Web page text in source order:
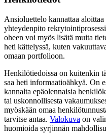
Ansioluettelo kannattaa
yhteydenpito
oheen voi myös lisätä muita
heti kättelyssä, kuten
omaan portfolioon.
Henkilötiedoissa on kuitenkin
saa heti informaatioähkyä. On
kannalta epäolennaisia
tai uskonnollisesta
myöskään omaa
tarvitse antaa. Valokuva on
huomioida syrjinnän